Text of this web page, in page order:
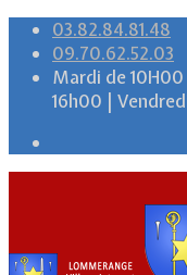
03.82.84.81.48
09.70.62.52.03
Mardi de 10H00
16h00 |